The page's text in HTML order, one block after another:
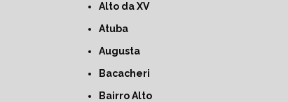
Alto da XV
Atuba
Augusta
Bacacheri
Bairro Alto